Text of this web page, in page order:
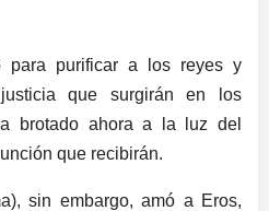
para purificar a los reyes y
que surgirán en los
brotado ahora a la luz del
que recibirán.
sin embargo, amó a Eros,